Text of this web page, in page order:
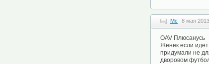
Mc 8 мая
OAV Плюсанусь
Женек если
придумали не
дворовом